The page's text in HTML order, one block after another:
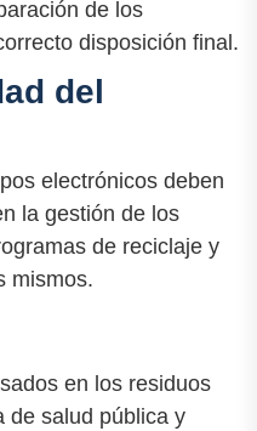
de los
disposición final.
del
electrónicos deben
la gestión de los
de reciclaje y
mismos.
en los residuos
de salud pública y